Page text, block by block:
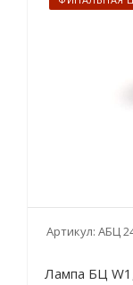
Артикул: АБЦ
Лампа БЦ